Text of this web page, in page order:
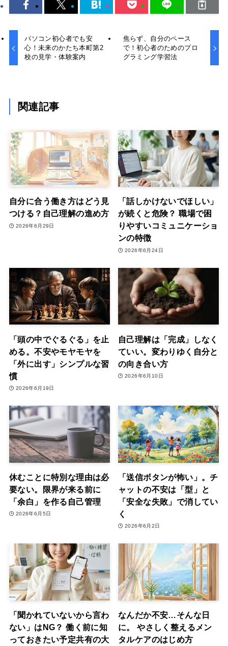
パソコン初心者でも安
心！未来のかたち本町第2
校の見学・体験案内
焦らず、自分のペース
で！初心者のためのプロ
グラミング学習法
関連記事
自分に合う働き方はどう見
つける？自己理解の進め方
2026年6月29日
「話しかけないでほしい」
が続くと危険？ 職場で困
りやすいコミュニケーショ
ンの特徴
2026年6月24日
「頭の中でぐるぐる」を止
める。不安やモヤモヤを
「外に出す」シンプルな習
慣
2026年6月19日
自己理解は「完成」しなく
ていい。変わりゆく自分と
の向き合い方
2026年6月10日
休むことに特別な理由は必
要ない。限界が来る前に
「余白」を作る自己管理
2026年6月5日
「送信ボタンが怖い」。チ
ャットの不安は「型」と
「安全な失敗」で消してい
く
2026年6月2日
「聞かれていないから言わ
ない」はNG？ 働く前に知
っておきたい予定共有の大
なんだか不安…そんな日
に。 やさしく整えるメン
タルケアのはじめ方